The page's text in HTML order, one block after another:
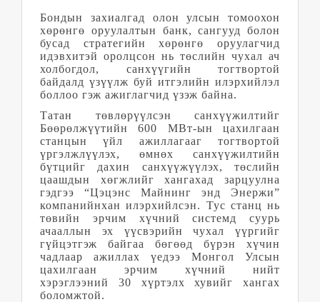
Бондын захиалгад олон улсын томоохон
хөрөнгө оруулалтын банк, сангууд болон
бусад стратегийн хөрөнгө оруулагчид
идэвхитэй оролцсон нь төслийн чухал ач
холбогдол, санхүүгийн тогтвортой
байдалд үзүүлж буй итгэлийн илэрхийлэл
боллоо гэж ажиглагчид үзэж байна.
Татан төвлөрүүлсэн санхүүжилтийг
Бөөрөлжүүтийн 600 МВт-ын цахилгаан
станцын үйл ажиллагааг тогтвортой
үргэлжлүүлэх, өмнөх санхүүжилтийн
бүтцийг дахин санхүүжүүлэх, төслийн
цаашдын хөгжлийг хангахад зарцуулна
гэдгээ “Цэцэнс Майнинг энд Энержи”
компанийнхан илэрхийлсэн. Тус станц нь
төвийн эрчим хүчний системд суурь
ачааллын эх үүсвэрийн чухал үүргийг
гүйцэтгэж байгаа бөгөөд бүрэн хүчин
чадлаар ажиллах үедээ Монгол Улсын
цахилгаан эрчим хүчний нийт
хэрэглээний 30 хүртэлх хувийг хангах
боломжтой.